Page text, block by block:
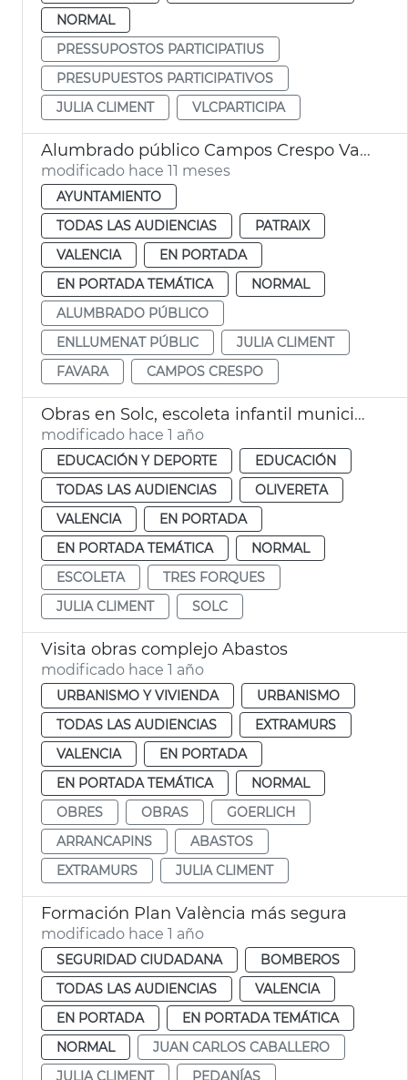
NORMAL
PRESSUPOSTOS PARTICIPATIUS
PRESUPUESTOS PARTICIPATIVOS
JULIA CLIMENT
VLCPARTICIPA
Alumbrado público Campos Crespo València
modificado hace 11 meses
AYUNTAMIENTO
TODAS LAS AUDIENCIAS
PATRAIX
VALENCIA
EN PORTADA
EN PORTADA TEMÁTICA
NORMAL
ALUMBRADO PÚBLICO
ENLLUMENAT PÚBLIC
JULIA CLIMENT
FAVARA
CAMPOS CRESPO
Obras en Solc, escoleta infantil municipal València
modificado hace 1 año
EDUCACIÓN Y DEPORTE
EDUCACIÓN
TODAS LAS AUDIENCIAS
OLIVERETA
VALENCIA
EN PORTADA
EN PORTADA TEMÁTICA
NORMAL
ESCOLETA
TRES FORQUES
JULIA CLIMENT
SOLC
Visita obras complejo Abastos
modificado hace 1 año
URBANISMO Y VIVIENDA
URBANISMO
TODAS LAS AUDIENCIAS
EXTRAMURS
VALENCIA
EN PORTADA
EN PORTADA TEMÁTICA
NORMAL
OBRES
OBRAS
GOERLICH
ARRANCAPINS
ABASTOS
EXTRAMURS
JULIA CLIMENT
Formación Plan València más segura
modificado hace 1 año
SEGURIDAD CIUDADANA
BOMBEROS
TODAS LAS AUDIENCIAS
VALENCIA
EN PORTADA
EN PORTADA TEMÁTICA
NORMAL
JUAN CARLOS CABALLERO
JULIA CLIMENT
PEDANÍAS